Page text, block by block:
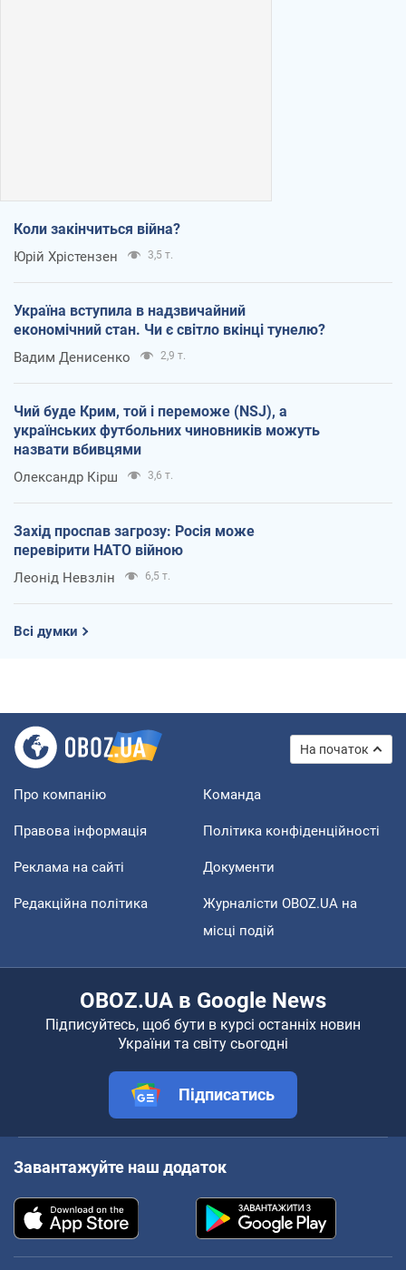
Коли закінчиться війна?
Юрій Хрістензен 3,5 т.
Україна вступила в надзвичайний
економічний стан. Чи є світло вкінці тунелю?
Вадим Денисенко 2,9 т.
Чий буде Крим, той і переможе (NSJ), а
українських футбольних чиновників можуть
назвати вбивцями
Олександр Кірш 3,6 т.
Захід проспав загрозу: Росія може
перевірити НАТО війною
Леонід Невзлін 6,5 т.
Всі думки
На початок
Про компанію Команда
Правова інформація Політика конфіденційності
Реклама на сайті Документи
Редакційна політика
Журналісти OBOZ.UA на
місці подій
OBOZ.UA в Google News
Підписуйтесь, щоб бути в курсі останніх новин
України та світу сьогодні
Підписатись
Завантажуйте наш додаток